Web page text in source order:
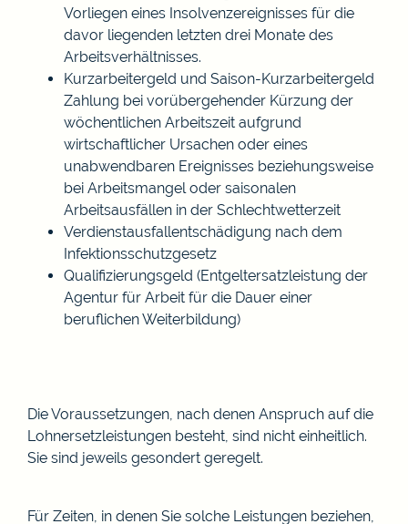
Vorliegen eines Insolvenzereignisses für die
davor liegenden letzten drei Monate des
Arbeitsverhältnisses.
Kurzarbeitergeld und Saison-Kurzarbeitergeld
Zahlung bei vorübergehender Kürzung der
wöchentlichen Arbeitszeit aufgrund
wirtschaftlicher Ursachen oder eines
unabwendbaren Ereignisses beziehungsweise
bei Arbeitsmangel oder saisonalen
Arbeitsausfällen in der Schlechtwetterzeit
Verdienstausfallentschädigung nach dem
Infektionsschutzgesetz
Qualifizierungsgeld (Entgeltersatzleistung der
Agentur für Arbeit für die Dauer einer
beruflichen Weiterbildung)
Die Voraussetzungen, nach denen Anspruch auf die
Lohnersetzleistungen besteht, sind nicht einheitlich.
Sie sind jeweils gesondert geregelt.
Für Zeiten, in denen Sie solche Leistungen beziehen,